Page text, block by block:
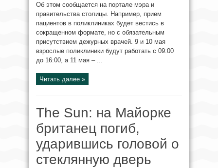
Об этом сообщается на портале мэра и
правительства столицы. Например, прием
пациентов в поликлиниках будет вестись в
сокращенном формате, но с обязательным
присутствием дежурных врачей. 9 и 10 мая
взрослые поликлиники будут работать с 09:00
до 16:00, а 11 мая – ...
Читать далее »
The Sun: на Майорке
британец погиб,
ударившись головой о
стеклянную дверь